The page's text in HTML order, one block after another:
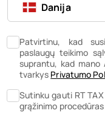
Danija
Patvirtinu, kad
paslaugų teikimo
suprantu, kad mano
tvarkys Privatumo
Sutinku gauti RT
grąžinimo